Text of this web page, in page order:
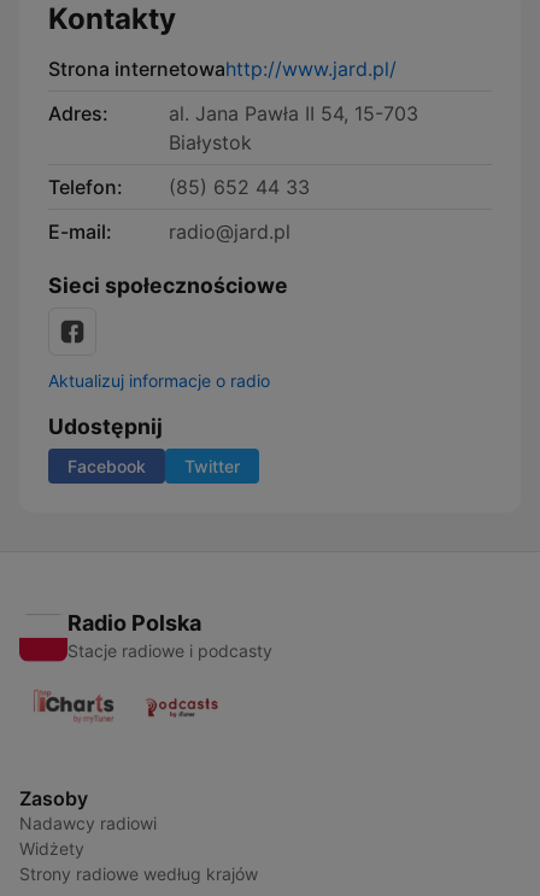
Kontakty
Strona internetowahttp://www.jard.pl/
Adres:
al. Jana Pawła II 54, 15-703
Białystok
Telefon:
(85) 652 44 33
E-mail:
radio@jard.pl
Sieci społecznościowe
Aktualizuj informacje o radio
Udostępnij
Facebook Twitter
Radio Polska
Stacje radiowe i podcasty
Zasoby
Nadawcy radiowi
Widżety
Strony radiowe według krajów